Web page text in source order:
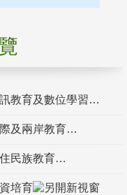
教育及數位學習
及兩岸教育
民族教育
培育